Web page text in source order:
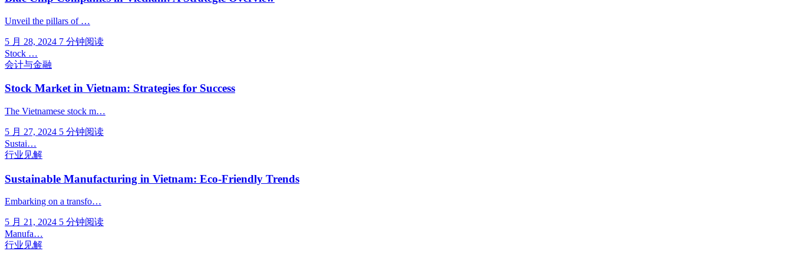
Unveil the pillars of …
5 月 28, 2024 7 分钟阅读
Stock …
会计与金融
Stock Market in Vietnam: Strategies for Success
The Vietnamese stock m…
5 月 27, 2024 5 分钟阅读
Sustai…
行业见解
Sustainable Manufacturing in Vietnam: Eco-Friendly Trends
Embarking on a transfo…
5 月 21, 2024 5 分钟阅读
Manufa…
行业见解